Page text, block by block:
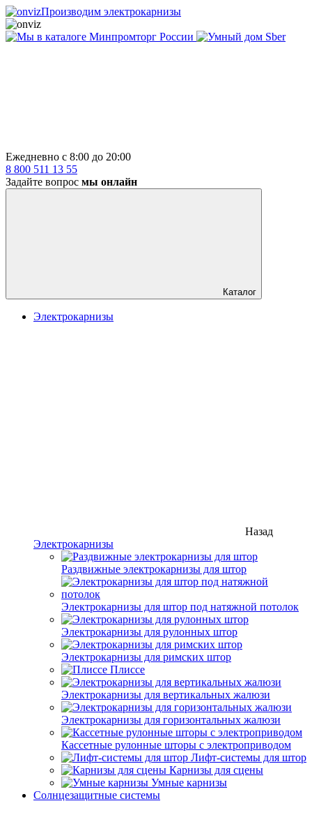
Производим электрокарнизы
Ежедневно с 8:00 до 20:00
8 800 511 13 55
Задайте вопрос мы онлайн
Каталог
Электрокарнизы
Назад
Электрокарнизы
Раздвижные электрокарнизы для штор
Электрокарнизы для штор под натяжной потолок
Электрокарнизы для рулонных штор
Электрокарнизы для римских штор
Плиссе
Электрокарнизы для вертикальных жалюзи
Электрокарнизы для горизонтальных жалюзи
Кассетные рулонные шторы с электроприводом
Лифт-системы для штор
Карнизы для сцены
Умные карнизы
Солнцезащитные системы